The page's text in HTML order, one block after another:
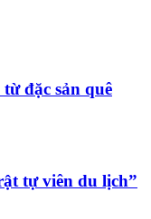
đặc sản quê
tự viên du lịch”